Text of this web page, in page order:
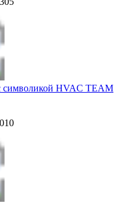
символикой HVAC TEAM